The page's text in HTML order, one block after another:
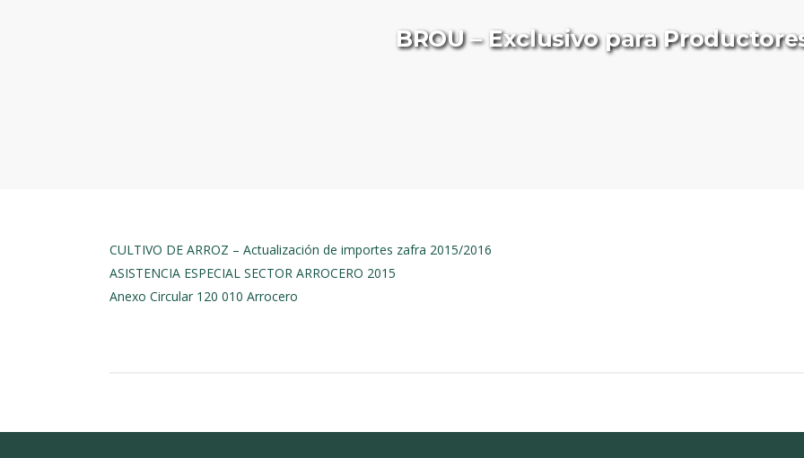
BROU – Exclusivo para
CULTIVO DE ARROZ – Actualización de importes zafra 2015/2016
ASISTENCIA ESPECIAL SECTOR ARROCERO 2015
Anexo Circular 120 010 Arrocero